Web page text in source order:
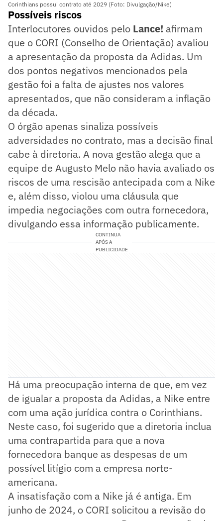
Corinthians possui contrato até 2029 (Foto: Divulgação/Nike)
Possíveis riscos
Interlocutores ouvidos pelo Lance! afirmam
que o CORI (Conselho de Orientação) avaliou
a apresentação da proposta da Adidas. Um
dos pontos negativos mencionados pela
gestão foi a falta de ajustes nos valores
apresentados, que não consideram a inflação
da década.
O órgão apenas sinaliza possíveis
adversidades no contrato, mas a decisão final
cabe à diretoria. A nova gestão alega que a
equipe de Augusto Melo não havia avaliado os
riscos de uma rescisão antecipada com a Nike
e, além disso, violou uma cláusula que
impedia negociações com outra fornecedora,
divulgando essa informação publicamente.
CONTINUA
APÓS A
PUBLICIDADE
Há uma preocupação interna de que, em vez
de igualar a proposta da Adidas, a Nike entre
com uma ação jurídica contra o Corinthians.
Neste caso, foi sugerido que a diretoria inclua
uma contrapartida para que a nova
fornecedora banque as despesas de um
possível litígio com a empresa norte-
americana.
A insatisfação com a Nike já é antiga. Em
junho de 2024, o CORI solicitou a revisão do